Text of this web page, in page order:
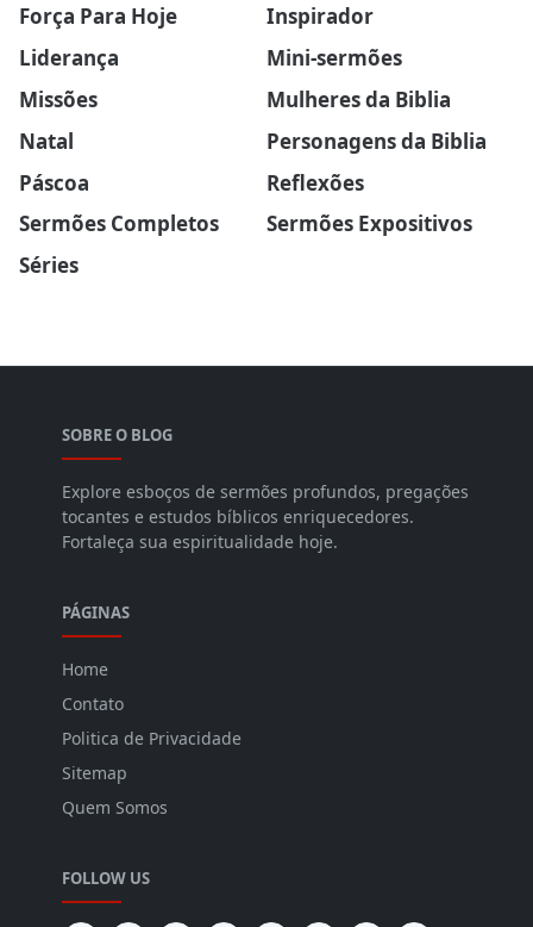
Força Para Hoje
Inspirador
Liderança
Mini-sermões
Missões
Mulheres da Biblia
Natal
Personagens da Biblia
Páscoa
Reflexões
Sermões Completos
Sermões Expositivos
Séries
SOBRE O BLOG
Explore esboços de sermões profundos, pregações
tocantes e estudos bíblicos enriquecedores.
Fortaleça sua espiritualidade hoje.
PÁGINAS
Home
Contato
Politica de Privacidade
Sitemap
Quem Somos
FOLLOW US